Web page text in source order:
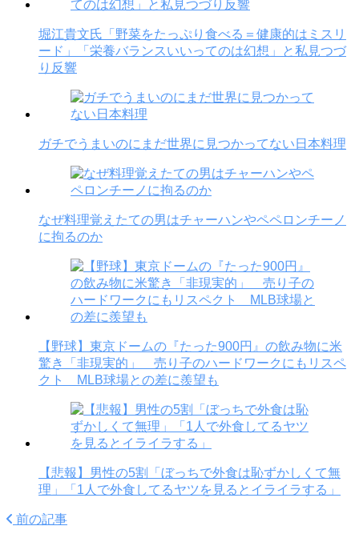
堀江貴文氏「野菜をたっぷり食べる＝健康的はミスリ
ード」「栄養バランスいいってのは幻想」と私見つづ
り反響
ガチでうまいのにまだ世界に見つかってない日本料理
なぜ料理覚えたての男はチャーハンやペペロンチーノ
に拘るのか
【野球】東京ドームの『たった900円』の飲み物に米
驚き「非現実的」 売り子のハードワークにもリスペ
クト MLB球場との差に羨望も
【悲報】男性の5割「ぼっちで外食は恥ずかしくて無
理」「1人で外食してるヤツを見るとイライラする」
前の記事